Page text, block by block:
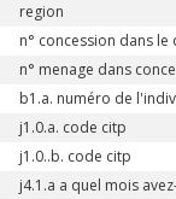
region
n° concession dans le
n° menage dans
b1.a. numéro de
j1.0.a. code citp
j1.0..b. code citp
j4.1.a a quel mois